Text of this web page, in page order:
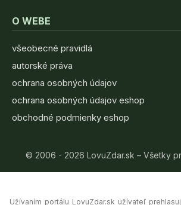
O WEBE
všeobecné pravidlá
autorské práva
ochrana osobných údajov
ochrana osobných údajov eshop
obchodné podmienky eshop
© 2006 - 2026 LovuZdar.sk – Všetky
Užívaním portálu LovuZdar.sk užívateľ